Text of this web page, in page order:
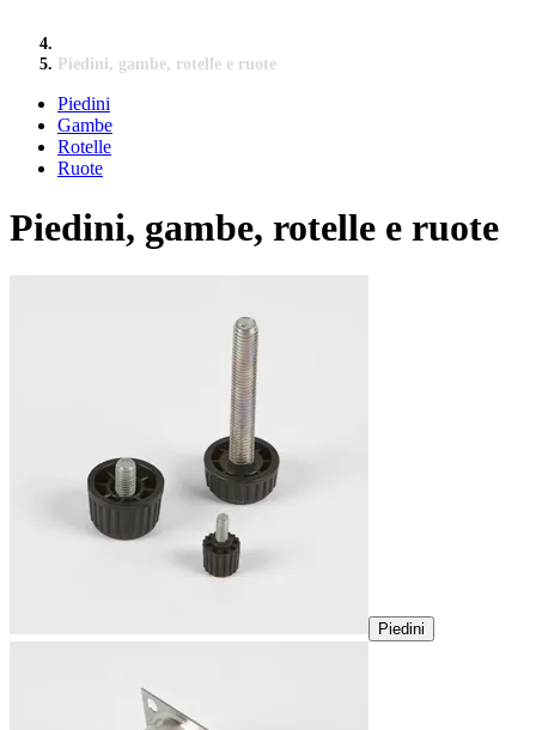
Piedini, gambe, rotelle e ruote
Piedini
Gambe
Rotelle
Ruote
Piedini, gambe, rotelle e ruote
Piedini